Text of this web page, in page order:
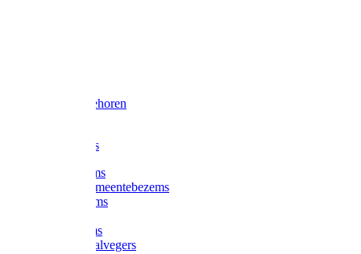
Slede toebehoren
Composters
Straatbezems
Stads- / Gemeentebezems
Terrasbezems
Gootbezems
Kamer-/Zaalvegers